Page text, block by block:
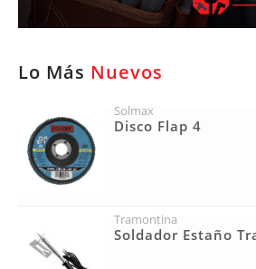
Lo Más Nuevos
Solmax
Disco Flap 4
Tramontina
Soldador Estaño